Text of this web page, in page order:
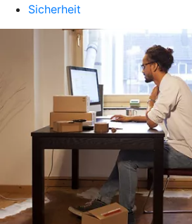
Sicherheit